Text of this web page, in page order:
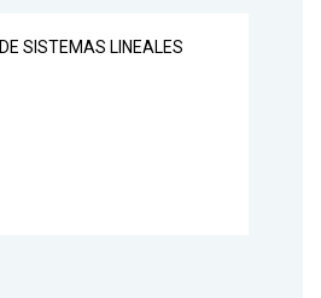
SISTEMAS LINEALES